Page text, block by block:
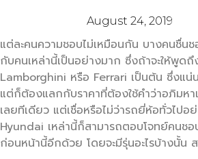
August 24, 2019
แต่ละคนความชอบไม่เหมือนกัน บางคนชื่น
กับคนเหล่านี้เป็นอย่างมาก ซึ่งถ้าจะให้พูดถึ
Lamborghini หรือ Ferrari เป็นต้น ซึ่งแน่
แต่ก็ต้องแลกกับราคาที่ต้องใช้คำว่าอภิมห
เลยทีเดียว แต่เชื่อหรือไม่ว่ารถยี่ห้อทั่วไ
Hyundai เหล่านี้ก็สามารถตอบโจทย์คนช
ก่อนหน้านี้อีกด้วย โดยจะมีรุ่นอะไรบ้างนั้น